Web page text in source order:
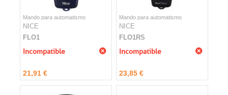
Mando para automatismo
NICE
FLO1
Incompatible
21,91 €
Mando para automatismo
NICE
FLO1RS
Incompatible
23,85 €